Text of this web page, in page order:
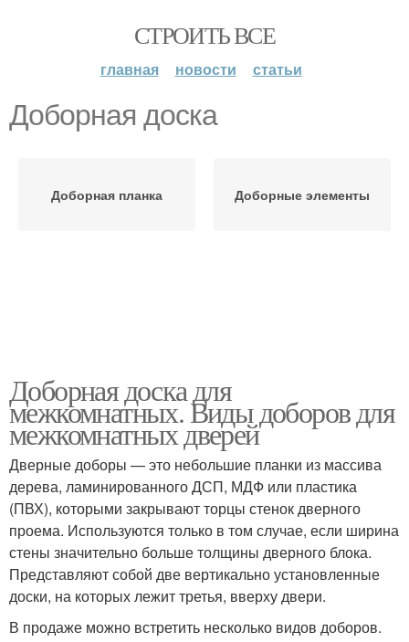
СТРОИТЬ ВСЕ
главная новости статьи
Доборная доска
Доборная планка Доборные элементы
Доборная доска для
межкомнатных. Виды доборов для
межкомнатных дверей
Дверные доборы — это небольшие планки из массива
дерева, ламинированного ДСП, МДФ или пластика
(ПВХ), которыми закрывают торцы стенок дверного
проема. Используются только в том случае, если ширина
стены значительно больше толщины дверного блока.
Представляют собой две вертикально установленные
доски, на которых лежит третья, вверху двери.
В продаже можно встретить несколько видов доборов.